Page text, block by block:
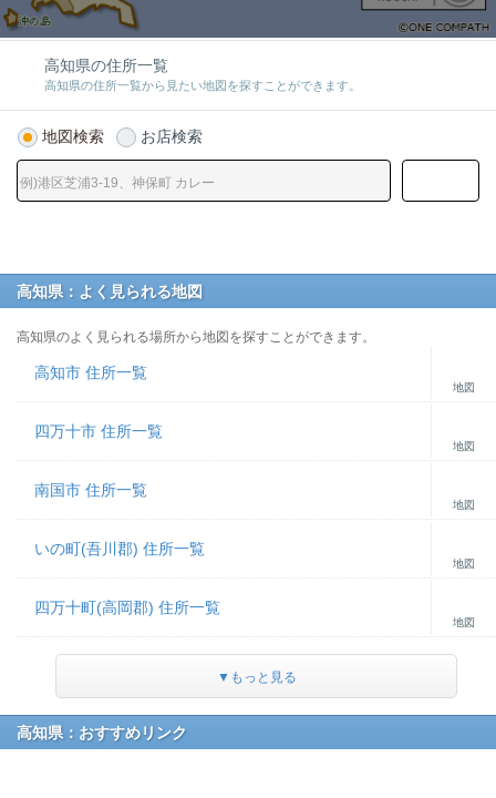
高知県の住所一覧
高知県の住所一覧から見たい地図を探すことができます。
地図検索 お店検索
高知県：よく見られる地図
高知県のよく見られる場所から地図を探すことができます。
高知市 住所一覧
地図
四万十市 住所一覧
地図
南国市 住所一覧
地図
いの町(吾川郡) 住所一覧
地図
四万十町(高岡郡) 住所一覧
地図
▼もっと見る
高知県：おすすめリンク